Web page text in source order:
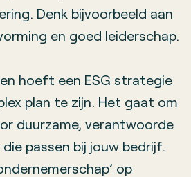
Denk bijvoorbeeld aan
en goed leiderschap.
hoeft een ESG strategie
plan te zijn. Het gaat om
duurzame, verantwoorde
passen bij jouw bedrijf.
op